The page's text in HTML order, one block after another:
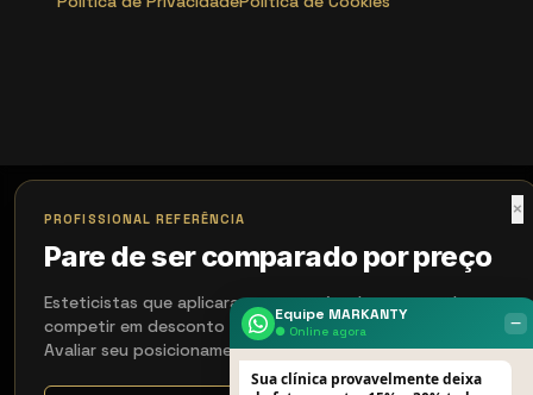
×
PROFISSIONAL REFERÊNCIA
Pare de ser comparado por preço
Esteticistas que aplicaram nosso método pararam de
competir em desconto e dobraram ticket em 60 dias.
Avaliar seu posicionamento agora?
Equipe MARKANTY
● Online agora ‒
Sua clínica provavelmente deixa